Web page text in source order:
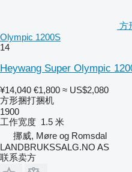
方
Olympic 1200S
14
Heywang Super Olympic
¥14,040 €1,800 ≈ US$2,080
方形捆打捆机
1900
工作宽度 1.5 米
挪威, Møre og Romsdal
LANDBRUKSSALG.NO AS
联系卖方